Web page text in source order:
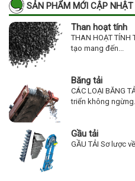
SẢN PHẨM MỚI CẬP NHẬT
Than hoạt tính
THAN HOẠT
tạo mang đến...
Băng tải
CÁC LOẠI BĂNG
triển không
Gầu tải
GẦU TẢI Sơ lược